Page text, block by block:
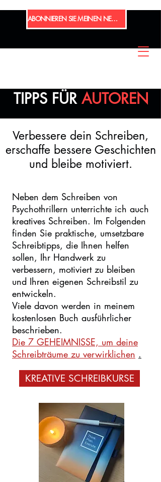
ABONNIEREN SIE MEINEN NEWSLETTER
TIPPS FÜR AUTOREN
Verbessere dein Schreiben,
erschaffe bessere Geschichten
und bleibe motiviert.
Neben dem Schreiben von
Psychothrillern unterrichte ich auch
kreatives Schreiben. Im Folgenden
finden Sie praktische, umsetzbare
Schreibtipps, die Ihnen helfen
sollen, Ihr Handwerk zu
verbessern, motiviert zu bleiben
und Ihren eigenen Schreibstil zu
entwickeln.
Viele davon werden in meinem
kostenlosen Buch ausführlicher
beschrieben.
Die 7 GEHEIMNISSE, um deine
Schreibträume zu verwirklichen .
KREATIVE SCHREIBKURSE